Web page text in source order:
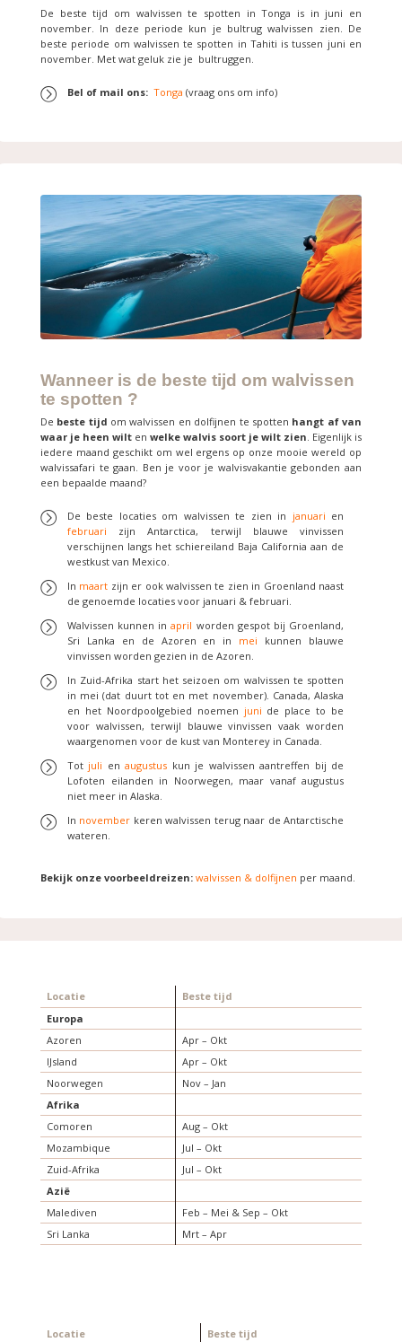
De beste tijd om walvissen te spotten in Tonga is in juni en
november. In deze periode kun je bultrug walvissen zien. De
beste periode om walvissen te spotten in Tahiti is tussen juni en
november. Met wat geluk zie je bultruggen.
Bel of mail ons: Tonga (vraag ons om info)
Wanneer is de beste tijd om walvissen
te spotten ?
De beste tijd om walvissen en dolfijnen te spotten hangt af van
waar je heen wilt en welke walvis soort je wilt zien. Eigenlijk is
iedere maand geschikt om wel ergens op onze mooie wereld op
walvissafari te gaan. Ben je voor je walvisvakantie gebonden aan
een bepaalde maand?
De beste locaties om walvissen te zien in januari en
februari zijn Antarctica, terwijl blauwe vinvissen
verschijnen langs het schiereiland Baja California aan de
westkust van Mexico.
In maart zijn er ook walvissen te zien in Groenland naast
de genoemde locaties voor januari & februari.
Walvissen kunnen inapril worden gespot bij Groenland,
Sri Lanka en de Azoren en in mei kunnen blauwe
vinvissen worden gezien in de Azoren.
In Zuid-Afrika start het seizoen om walvissen te spotten
in mei (dat duurt tot en met november). Canada, Alaska
en het Noordpoolgebied noemen juni de place to be
voor walvissen, terwijl blauwe vinvissen vaak worden
waargenomen voor de kust van Monterey in Canada.
Tot juli enaugustus kun je walvissen aantreffen bij de
Lofoten eilanden in Noorwegen, maar vanaf augustus
niet meer in Alaska.
In november keren walvissen terug naar de Antarctische
wateren.
Bekijk onze voorbeeldreizen: walvissen & dolfijnen per maand.
Locatie
Beste tijd
Europa
Azoren
Apr – Okt
IJsland
Apr – Okt
Noorwegen
Nov – Jan
Afrika
Comoren
Aug – Okt
Mozambique
Jul – Okt
Zuid-Afrika
Jul – Okt
Azië
Malediven
Feb – Mei & Sep – Okt
Sri Lanka
Mrt – Apr
Locatie Beste tijd